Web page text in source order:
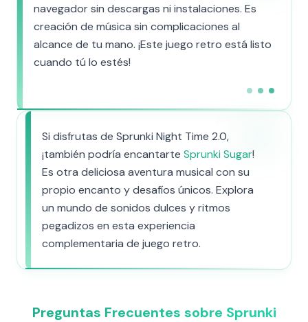
navegador sin descargas ni instalaciones. Es
creación de música sin complicaciones al
alcance de tu mano. ¡Este juego retro está listo
cuando tú lo estés!
Si disfrutas de Sprunki Night Time 2.0,
¡también podría encantarte Sprunki Sugar!
Es otra deliciosa aventura musical con su
propio encanto y desafíos únicos. Explora
un mundo de sonidos dulces y ritmos
pegadizos en esta experiencia
complementaria de juego retro.
Preguntas Frecuentes sobre Sprunki